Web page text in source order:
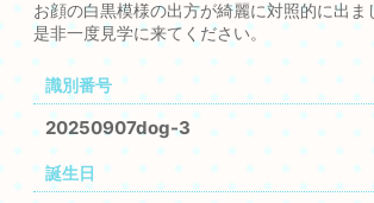
お顔の白黒模様の出方が綺麗に対照的に出ま
是非一度見学に来てください。
識別番号
20250907dog-3
誕生日